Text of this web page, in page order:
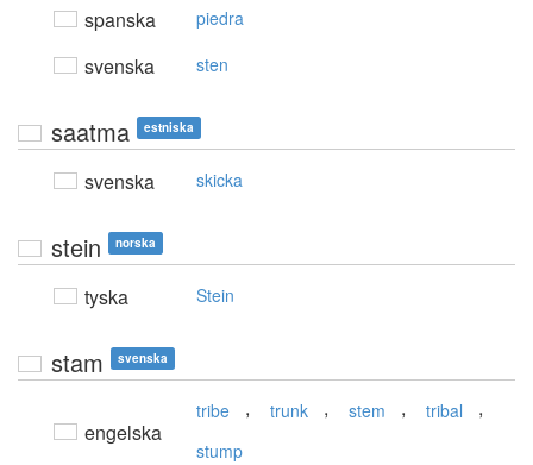
spanska piedra
svenska sten
saatma estniska
svenska skicka
stein norska
tyska Stein
stam svenska
engelska
tribe , trunk , stem , tribal ,
stump